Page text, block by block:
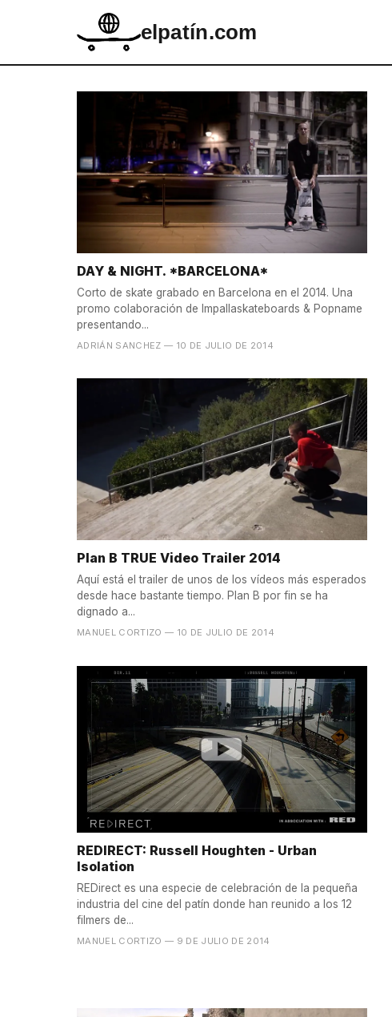
elpatín.com
DAY & NIGHT. *BARCELONA*
Corto de skate grabado en Barcelona en el 2014. Una
promo colaboración de Impallaskateboards & Popname
presentando...
ADRIÁN SANCHEZ — 10 DE JULIO DE 2014
Plan B TRUE Video Trailer 2014
Aquí está el trailer de unos de los vídeos más esperados
desde hace bastante tiempo. Plan B por fin se ha
dignado a...
MANUEL CORTIZO — 10 DE JULIO DE 2014
REDIRECT: Russell Houghten - Urban
Isolation
REDirect es una especie de celebración de la pequeña
industria del cine del patín donde han reunido a los 12
filmers de...
MANUEL CORTIZO — 9 DE JULIO DE 2014